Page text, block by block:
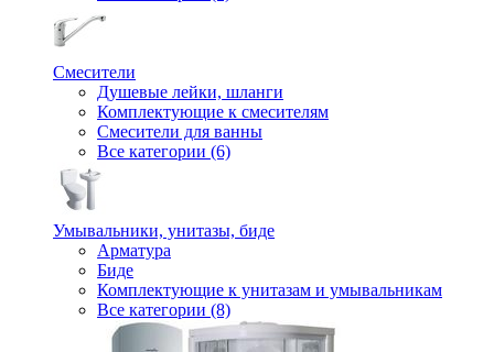
Смесители
Душевые лейки, шланги
Комплектующие к смесителям
Смесители для ванны
Все категории (6)
Умывальники, унитазы, биде
Арматура
Биде
Комплектующие к унитазам и умывальникам
Все категории (8)